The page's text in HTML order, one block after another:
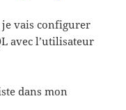
vais configurer
avec l’utilisateur
dans mon